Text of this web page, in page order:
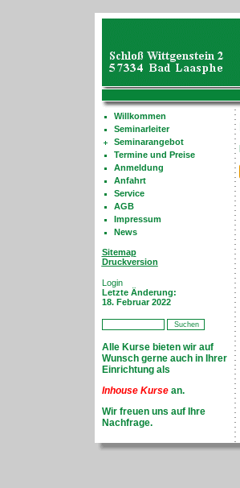
Willkommen
Seminarleiter
Seminarangebot
Termine und Preise
Anmeldung
Anfahrt
Service
AGB
Impressum
News
Sitemap
Druckversion
Login
Letzte Änderung:
18. Februar 2022
Alle Kurse bieten wir auf
Wunsch gerne auch in Ihrer
Einrichtung als
Inhouse Kursean.
Wir freuen uns auf Ihre
Nachfrage.